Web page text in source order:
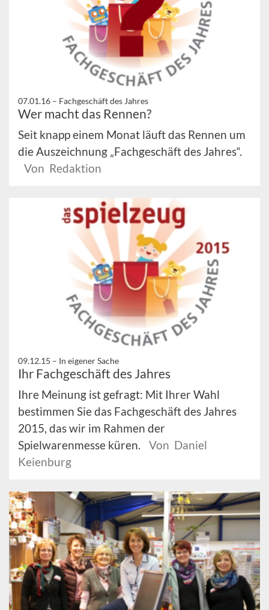
07.01.16 – Fachgeschäft des Jahres
Wer macht das Rennen?
Seit knapp einem Monat läuft das Rennen um
die Auszeichnung „Fachgeschäft des Jahres“.
Von Redaktion
09.12.15 – In eigener Sache
Ihr Fachgeschäft des Jahres
Ihre Meinung ist gefragt: Mit Ihrer Wahl
bestimmen Sie das Fachgeschäft des Jahres
2015, das wir im Rahmen der
Spielwarenmesse küren.
Von Daniel
Keienburg